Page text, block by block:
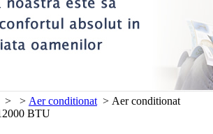
> > Aer conditionat > Aer conditionat
BTU